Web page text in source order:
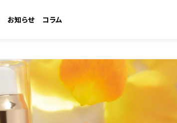
カテゴリーから探す
化粧水・ローション
お知らせ コラム